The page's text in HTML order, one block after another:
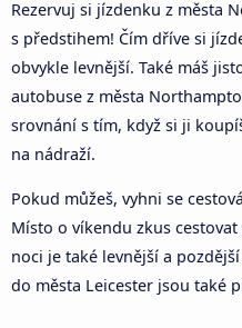
Rezervuj si jízdenku z města
s předstihem! Čím dříve si
obvykle levnější. Také máš
autobuse z města
srovnání s tím, když si ji
na nádraží.
Pokud můžeš, vyhni se
Místo o víkendu zkus
noci je také levnější a
do města Leicester jsou také